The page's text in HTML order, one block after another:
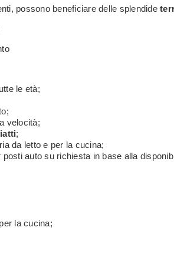
possono beneficiare delle splendide
le età;
velocità;
;
da letto e per la cucina;
posti auto su richiesta in base alla
la cucina;